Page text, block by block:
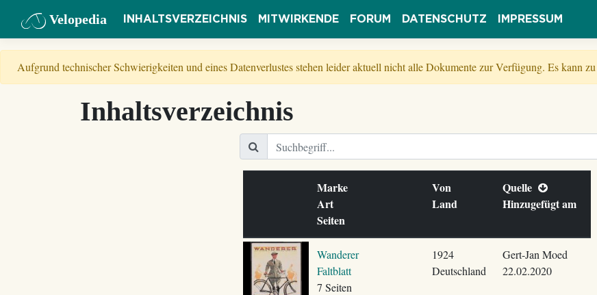
Velopedia INHALTSVERZEICHNIS MITWIRKENDE FORUM DATENSCHUTZ IMPRESSUM
Aufgrund technischer Schwierigkeiten und eines Datenverlustes stehen leider aktuell nicht alle Dokumente zur Verfügung. Es kann
Inhaltsverzeichnis
Marke
Art
Seiten
Von
Land
Quelle
Hinzugefügt am
Wanderer
Faltblatt
7 Seiten
1924
Deutschland
Gert-Jan Moed
22.02.2020